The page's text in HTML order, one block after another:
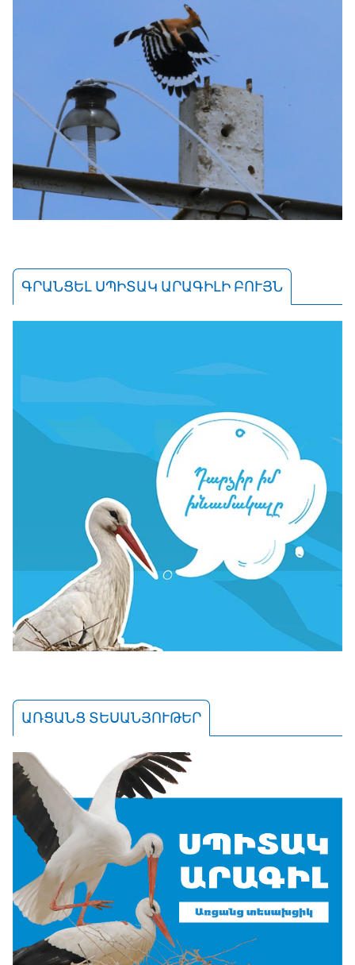
ԳՐԱՆՑԵԼ ՍՊԻՏԱԿ ԱՐԱԳԻԼԻ ԲՈՒՅՆ
ԱՌՑԱՆՑ ՏԵՍԱՆՅՈՒԹԵՐ